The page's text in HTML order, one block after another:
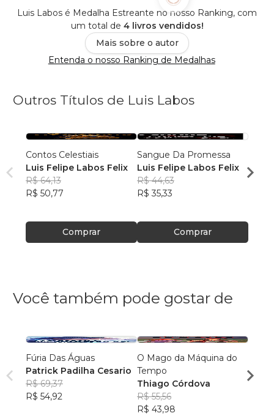
Luis Labos é Medalha Estreante no nosso Ranking, com
um total de 4 livros vendidos!
Mais sobre o autor
Entenda o nosso Ranking de Medalhas
Outros Títulos de Luis Labos
Contos Celestiais
Luis Felipe Labos Felix
R$ 64,13
R$ 50,77
Comprar
Sangue Da Promessa
Luis Felipe Labos Felix
R$ 44,63
R$ 35,33
Comprar
Luis
R$
Você também pode gostar de
Fúria Das Águas
Patrick Padilha Cesario
R$ 69,37
R$ 54,92
O Mago da Máquina do
Tempo
Thiago Córdova
R$ 55,56
R$ 43,98
os